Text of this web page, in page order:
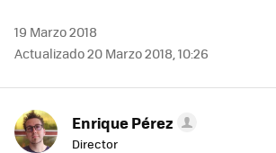
19 Marzo 2018
Actualizado 20 Marzo 2018, 10:26
Enrique Pérez
Director